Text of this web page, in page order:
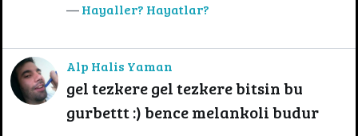
Hayaller? Hayatlar?
Alp Halis Yaman
gel tezkere gel tezkere bitsin bu
gurbettt :) bence melankoli budur